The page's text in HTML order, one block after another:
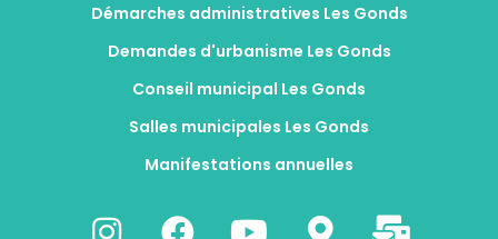
Démarches administratives Les Gonds
Demandes d'urbanisme Les Gonds
Conseil municipal Les Gonds
Salles municipales Les Gonds
Manifestations annuelles